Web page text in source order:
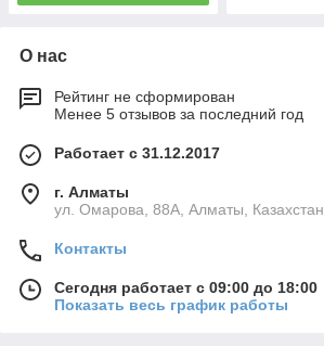
О нас
Рейтинг не сформирован
Менее 5 отзывов за последний год
Работает с 31.12.2017
г. Алматы
ул. Омарова, 88А, Алматы, Казахстан
Контакты
Сегодня работает с 09:00 до 18:00
Показать весь график работы